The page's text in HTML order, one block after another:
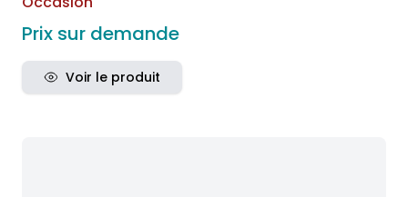
Prix sur demande
Voir le produit